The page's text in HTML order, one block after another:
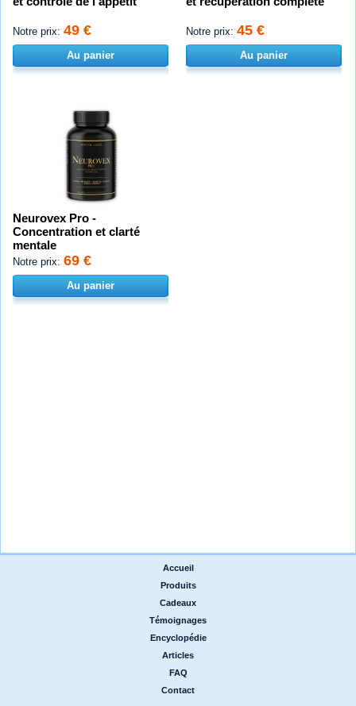
Notre prix: 49 €
Au panier
Notre prix: 45 €
Au panier
Neurovex Pro -
Concentration et clarté
mentale
Notre prix: 69 €
Au panier
Accueil
Produits
Cadeaux
Témoignages
Encyclopédie
Articles
FAQ
Contact